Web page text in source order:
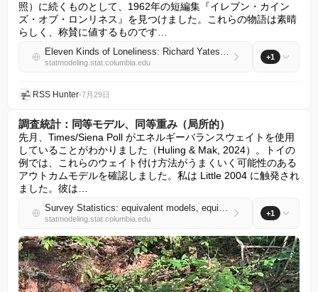
照）に続くものとして、1962年の短編集『イレブン・カイン
ズ・オブ・ロンリネス』を見つけました。これらの物語は素晴
らしく、称賛に値するものです…
Eleven Kinds of Loneliness: Richard Yates and the tragedy of agency
statmodeling.stat.columbia.edu
+1
RSS Hunter•7月29日
調査統計：同等モデル、同等重み（局所的）
先月、Times/Siena Poll がエネルギーバランスウェイトを使用
していることがわかりました（Huling & Mak, 2024）。トイの
例では、これらのウェイト付け方法がうまくいく可能性のある
アウトカムモデルを確認しました。私は Little 2004 に触発され
ました。彼は…
Survey Statistics: equivalent models, equivalent weights (locally)
statmodeling.stat.columbia.edu
+1